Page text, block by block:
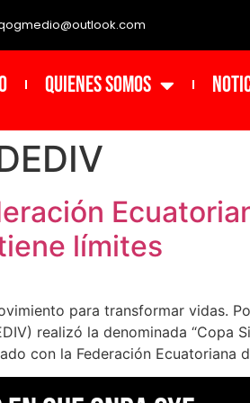
Quienes Somos
límites
para transformar vidas.
realizó la denominada
con la Federación Ecuatoriana